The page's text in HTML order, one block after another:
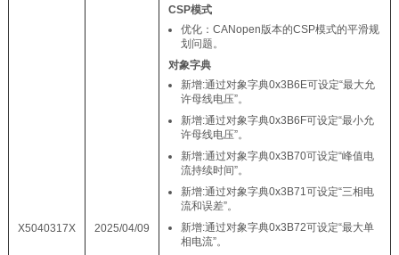
X5040317X 2025/04/09
CSP模式
优化：CANopen版本的CSP模式的平滑规
划问题。
对象字典
新增:通过对象字典0x3B6E可设定“最大允
许母线电压”。
新增:通过对象字典0x3B6F可设定“最小允
许母线电压”。
新增:通过对象字典0x3B70可设定“峰值电
流持续时间”。
新增:通过对象字典0x3B71可设定“三相电
流和误差”。
新增:通过对象字典0x3B72可设定“最大单
相电流”。